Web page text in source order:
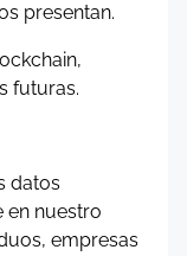
presentan.
futuras.
datos
en nuestro
empresas